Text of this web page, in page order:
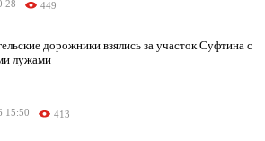
449
дорожники взялись за участок Суфтина с
лужами
15:50 413